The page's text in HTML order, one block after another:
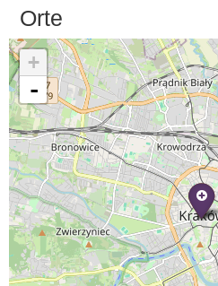
Orte
+
-